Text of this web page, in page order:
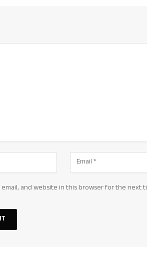
email, and website in this browser for the next